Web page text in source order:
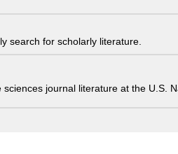
search for scholarly literature.
journal literature at the U.S.